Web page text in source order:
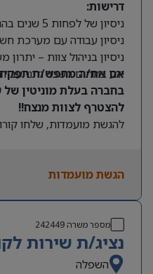
דרישות:
ניסיון של לפחות 5 שנים בהנהלת חשבונות – חובה
ניסיון עבודה עם מערכת
ניסיון בניהול צוות – יתרון
ידע בתחום השכר ודיני
אם את/ה מחפש/ת תפקיד
בחברה בעלת מוניטין של
להצטרף לצוות מנצח!!
להגשת מועמדות, שלחו
הגשת מועמדות
מספר משרה242449
נציג/ת שירות
השפלה